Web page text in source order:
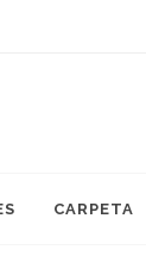
CARPETA